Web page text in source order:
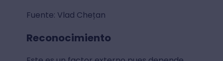
Fuente: Vlad Chețan
Reconocimiento